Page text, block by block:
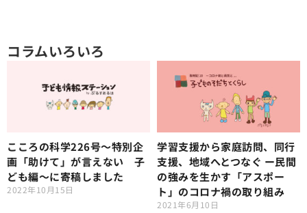
コラムいろいろ
こころの科学226号〜特別企
画「助けて」が言えない 子
ども編〜に寄稿しました
2022年10月15日
学習支援から家庭訪問、同行
支援、地域へとつなぐ ー民間
の強みを生かす「アスポー
ト」のコロナ禍の取り組み
2021年6月10日